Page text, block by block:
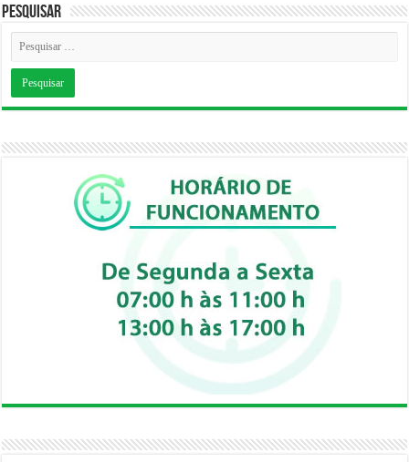
Pesquisar